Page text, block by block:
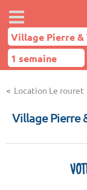
Location Le rouret
Village Pierre